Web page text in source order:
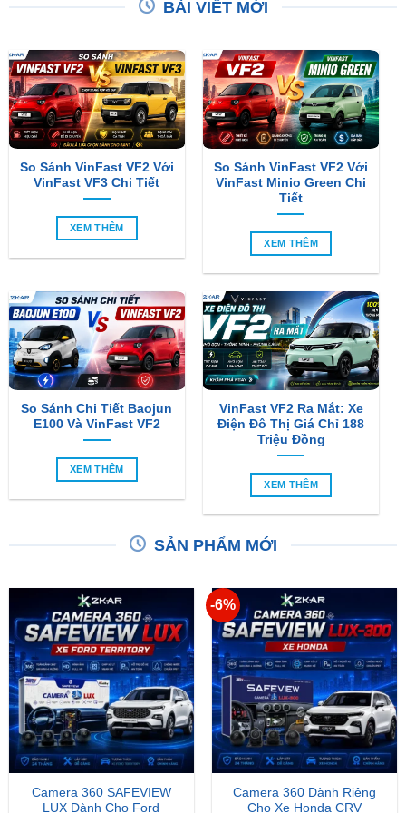
BÀI VIẾT MỚI
So Sánh VinFast VF2 Với
VinFast VF3 Chi Tiết
XEM THÊM
So Sánh VinFast VF2 Với
VinFast Minio Green Chi
Tiết
XEM THÊM
So Sánh Chi Tiết Baojun
E100 Và VinFast VF2
XEM THÊM
VinFast VF2 Ra Mắt: Xe
Điện Đô Thị Giá Chỉ 188
Triệu Đồng
XEM THÊM
SẢN PHẨM MỚI
Camera 360 SAFEVIEW
LUX Dành Cho Ford
-6%
Camera 360 Dành Riêng
Cho Xe Honda CRV